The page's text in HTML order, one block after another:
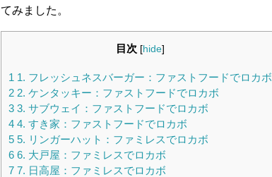
てみました。
目次 [hide]
1 1. フレッシュネスバーガー：ファストフードでロカボ
2 2. ケンタッキー：ファストフードでロカボ
3 3. サブウェイ：ファストフードでロカボ
4 4. すき家：ファストフードでロカボ
5 5. リンガーハット：ファミレスでロカボ
6 6. 大戸屋：ファミレスでロカボ
7 7. 日高屋：ファミレスでロカボ